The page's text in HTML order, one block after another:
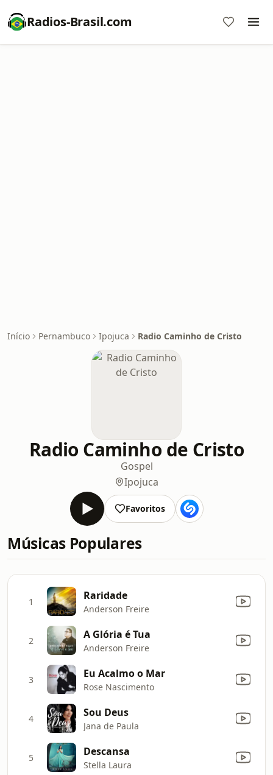
Radios-Brasil.com
Início Pernambuco Ipojuca Radio Caminho de Cristo
Radio Caminho de Cristo
Gospel
Ipojuca
Favoritos
Músicas Populares
1 Raridade
Anderson Freire
2 A Glória é Tua
Anderson Freire
3 Eu Acalmo o Mar
Rose Nascimento
4 Sou Deus
Jana de Paula
5 Descansa
Stella Laura